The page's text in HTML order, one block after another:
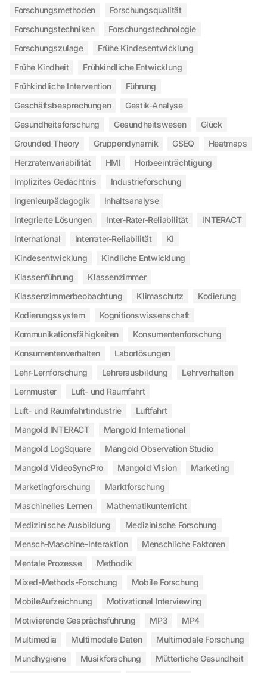
Forschungsmethoden
Forschungsqualität
Forschungstechniken
Forschungstechnologie
Forschungszulage
Frühe Kindesentwicklung
Frühe Kindheit
Frühkindliche Entwicklung
Frühkindliche Intervention
Führung
Geschäftsbesprechungen
Gestik-Analyse
Gesundheitsforschung
Gesundheitswesen
Glück
Grounded Theory
Gruppendynamik GSEQ
Heatmaps
Herzratenvariabilität
HMI
Hörbeeinträchtigung
Implizites Gedächtnis
Industrieforschung
Ingenieurpädagogik
Inhaltsanalyse
Integrierte Lösungen
Inter-Rater-Reliabilität
INTERACT
International
Interrater-Reliabilität
KI
Kindesentwicklung
Kindliche Entwicklung
Klassenführung
Klassenzimmer
Klassenzimmerbeobachtung
Klimaschutz
Kodierung
Kodierungssystem
Kognitionswissenschaft
Kommunikationsfähigkeiten
Konsumentenforschung
Konsumentenverhalten
Laborlösungen
Lehr-Lernforschung
Lehrerausbildung
Lehrverhalten
Lernmuster
Luft- und Raumfahrt
Luft- und Raumfahrtindustrie
Luftfahrt
Mangold INTERACT
Mangold International
Mangold LogSquare
Mangold Observation Studio
Mangold VideoSyncPro
Mangold Vision
Marketing
Marketingforschung
Marktforschung
Maschinelles Lernen
Mathematikunterricht
Medizinische Ausbildung
Medizinische Forschung
Mensch-Maschine-Interaktion
Menschliche Faktoren
Mentale Prozesse
Methodik
Mixed-Methods-Forschung
Mobile Forschung
MobileAufzeichnung
Motivational Interviewing
Motivierende Gesprächsführung
MP3
MP4
Multimedia
Multimodale Daten
Multimodale Forschung
Mundhygiene
Musikforschung
Mütterliche Gesundheit